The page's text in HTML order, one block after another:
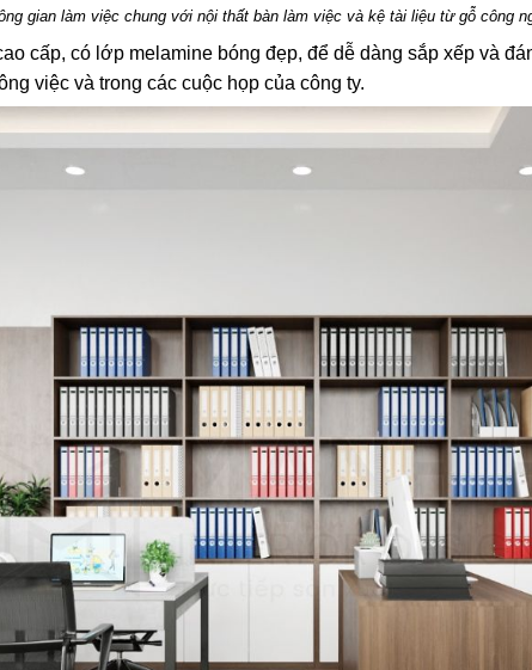
gian làm việc chung với nội thất bàn làm việc và kệ tài liệu từ gỗ công
cấp, có lớp melamine bóng đẹp, để dễ dàng sắp xếp và
việc và trong các cuộc họp của công ty.